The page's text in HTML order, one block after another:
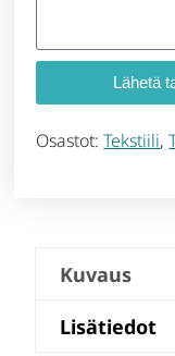
Lähetä
Osastot:Tekstiili,
Kuvaus
Lisätiedot